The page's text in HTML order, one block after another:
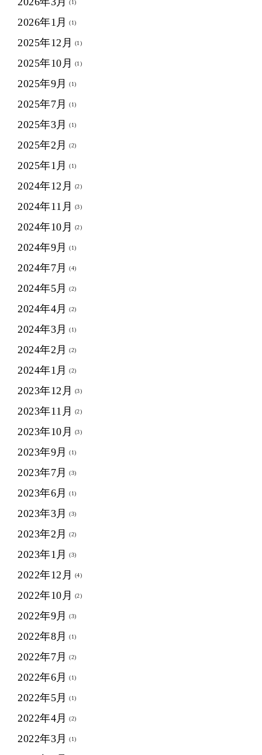
(1)
2026年1月 (1)
2025年12月 (1)
2025年10月 (1)
2025年9月 (1)
2025年7月 (1)
2025年3月 (1)
2025年2月 (2)
2025年1月 (1)
2024年12月 (2)
2024年11月 (3)
2024年10月 (2)
2024年9月 (1)
2024年7月 (4)
2024年5月 (2)
2024年4月 (2)
2024年3月 (1)
2024年2月 (2)
2024年1月 (2)
2023年12月 (3)
2023年11月 (2)
2023年10月 (3)
2023年9月 (1)
2023年7月 (3)
2023年6月 (1)
2023年3月 (3)
2023年2月 (2)
2023年1月 (3)
2022年12月 (4)
2022年10月 (2)
2022年9月 (3)
2022年8月 (1)
2022年7月 (2)
2022年6月 (1)
2022年5月 (1)
2022年4月 (2)
2022年3月 (1)